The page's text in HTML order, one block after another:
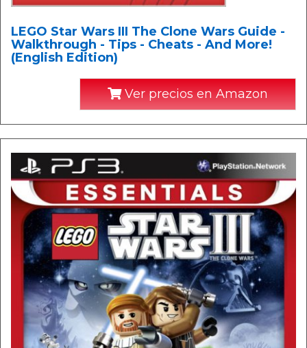
LEGO Star Wars III The Clone Wars Guide -
Walkthrough - Tips - Cheats - And More!
(English Edition)
Ver precios en Amazon